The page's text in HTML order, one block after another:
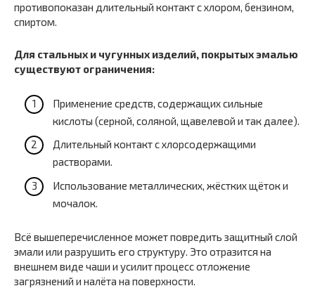
противопоказан длительный контакт с хлором, бензином,
спиртом.
Для стальных и чугунных изделий, покрытых эмалью
существуют ограничения:
Применение средств, содержащих сильные
кислоты (серной, соляной, щавелевой и так далее).
Длительный контакт с хлорсодержащими
растворами.
Использование металлических, жёстких щёток и
мочалок.
Всё вышеперечисленное может повредить защитный слой
эмали или разрушить его структуру. Это отразится на
внешнем виде чаши и усилит процесс отложение
загрязнений и налёта на поверхности.